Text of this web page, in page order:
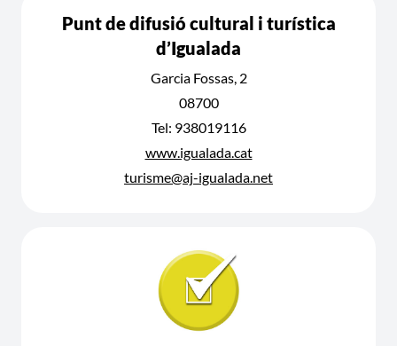
Punt de difusió cultural i turística
d’Igualada
Garcia Fossas, 2
08700
Tel: 938019116
www.igualada.cat
turisme@aj-igualada.net